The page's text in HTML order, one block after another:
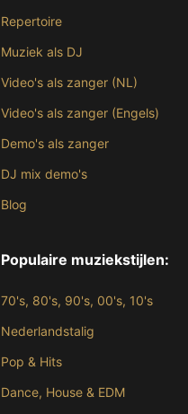
Repertoire
Muziek als DJ
Video's als zanger (NL)
Video's als zanger (Engels)
Demo's als zanger
DJ mix demo's
Blog
Populaire muziekstijlen:
70's, 80's, 90's, 00's, 10's
Nederlandstalig
Pop & Hits
Dance, House & EDM